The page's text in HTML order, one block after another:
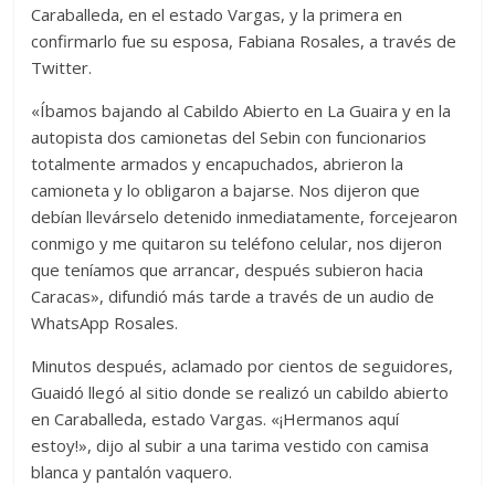
Caraballeda, en el estado Vargas, y la primera en
confirmarlo fue su esposa, Fabiana Rosales, a través de
Twitter.
«Íbamos bajando al Cabildo Abierto en La Guaira y en la
autopista dos camionetas del Sebin con funcionarios
totalmente armados y encapuchados, abrieron la
camioneta y lo obligaron a bajarse. Nos dijeron que
debían llevárselo detenido inmediatamente, forcejearon
conmigo y me quitaron su teléfono celular, nos dijeron
que teníamos que arrancar, después subieron hacia
Caracas», difundió más tarde a través de un audio de
WhatsApp Rosales.
Minutos después, aclamado por cientos de seguidores,
Guaidó llegó al sitio donde se realizó un cabildo abierto
en Caraballeda, estado Vargas. «¡Hermanos aquí
estoy!», dijo al subir a una tarima vestido con camisa
blanca y pantalón vaquero.